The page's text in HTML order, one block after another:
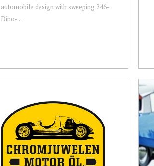
automobile design with sweeping 246-
Dino-...